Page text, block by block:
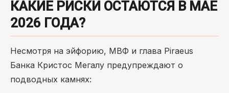
КАКИЕ РИСКИ ОСТАЮТСЯ В МАЕ
2026 ГОДА?
Несмотря на эйфорию, МВФ и глава Piraeus
Банка Кристос Мегалу предупреждают о
подводных камнях: